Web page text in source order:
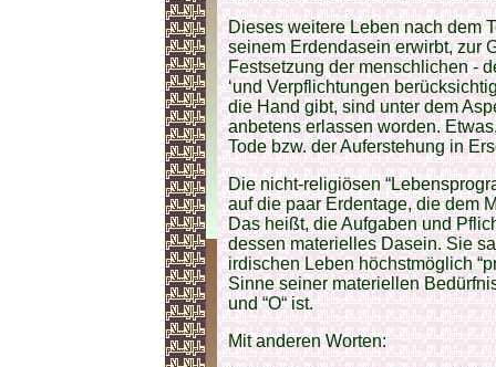
Dieses weitere Leben nach dem
seinem Erdendasein erwirbt, zur
Festsetzung der menschlichen -
‘und Verpflichtungen
die Hand gibt, sind unter dem
anbetens erlassen worden.
Tode bzw. der Auferstehung in
Die nicht-religiösen
auf die paar Erdentage, die dem
Das heißt, die Aufgaben und
dessen materielles Dasein. Sie
irdischen Leben höchstmöglich
Sinne seiner materiellen
und “O“ ist.
Mit anderen Worten: